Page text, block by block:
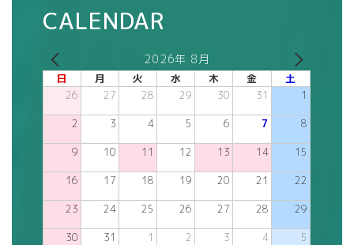
CALENDAR
2026年 8月
日 月 火 水 木 金 土
26 27 28 29 30 31 1
2 3 4 5 6 7 8
9 10 11 12 13 14 15
16 17 18 19 20 21 22
23 24 25 26 27 28 29
30 31 1 2 3 4 5